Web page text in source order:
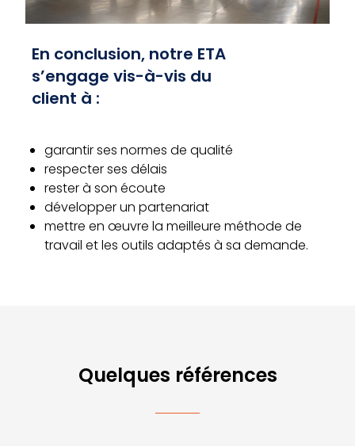
En conclusion, notre ETA
s’engage vis-à-vis du
client à :
garantir ses normes de qualité
respecter ses délais
rester à son écoute
développer un partenariat
mettre en œuvre la meilleure méthode de
travail et les outils adaptés à sa demande.
Quelques références